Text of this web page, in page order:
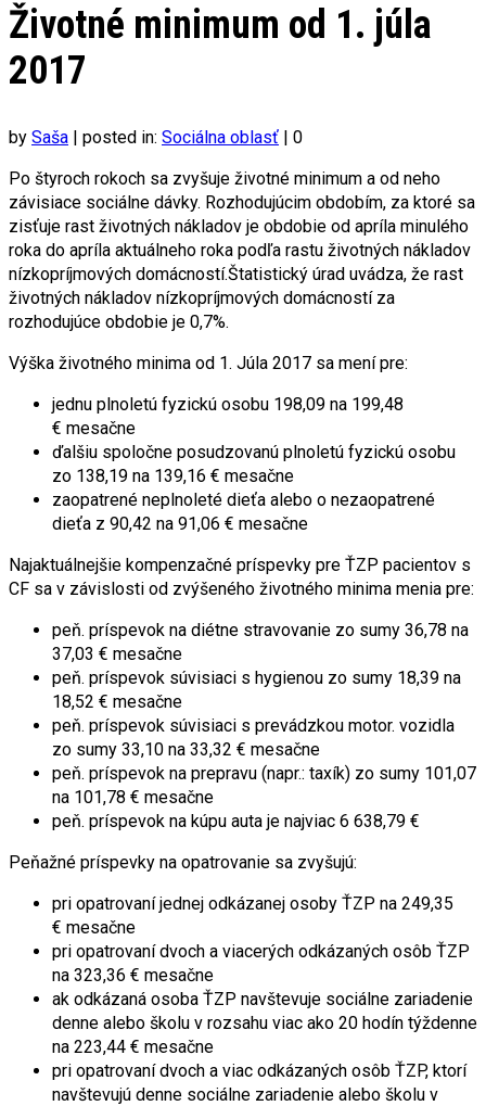
Životné minimum od 1. júla
2017
by Saša | posted in: Sociálna oblasť | 0
Po štyroch rokoch sa zvyšuje životné minimum a od neho
závisiace sociálne dávky. Rozhodujúcim obdobím, za ktoré sa
zisťuje rast životných nákladov je obdobie od apríla minulého
roka do apríla aktuálneho roka podľa rastu životných nákladov
nízkopríjmových domácností.Štatistický úrad uvádza, že rast
životných nákladov nízkopríjmových domácností za
rozhodujúce obdobie je 0,7%.
Výška životného minima od 1. Júla 2017 sa mení pre:
jednu plnoletú fyzickú osobu 198,09 na 199,48
€ mesačne
ďalšiu spoločne posudzovanú plnoletú fyzickú osobu
zo 138,19 na 139,16 € mesačne
zaopatrené neplnoleté dieťa alebo o nezaopatrené
dieťa z 90,42 na 91,06 € mesačne
Najaktuálnejšie kompenzačné príspevky pre ŤZP pacientov s
CF sa v závislosti od zvýšeného životného minima menia pre:
peň. príspevok na diétne stravovanie zo sumy 36,78 na
37,03 € mesačne
peň. príspevok súvisiaci s hygienou zo sumy 18,39 na
18,52 € mesačne
peň. príspevok súvisiaci s prevádzkou motor. vozidla
zo sumy 33,10 na 33,32 € mesačne
peň. príspevok na prepravu (napr.: taxík) zo sumy 101,07
na 101,78 € mesačne
peň. príspevok na kúpu auta je najviac 6 638,79 €
Peňažné príspevky na opatrovanie sa zvyšujú:
pri opatrovaní jednej odkázanej osoby ŤZP na 249,35
€ mesačne
pri opatrovaní dvoch a viacerých odkázaných osôb ŤZP
na 323,36 € mesačne
ak odkázaná osoba ŤZP navštevuje sociálne zariadenie
denne alebo školu v rozsahu viac ako 20 hodín týždenne
na 223,44 € mesačne
pri opatrovaní dvoch a viac odkázaných osôb ŤZP, ktorí
navštevujú denne sociálne zariadenie alebo školu v